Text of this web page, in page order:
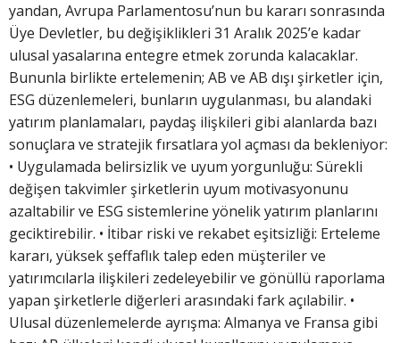
yandan, Avrupa Parlamentosu’nun bu kararı sonrasında
Üye Devletler, bu değişiklikleri 31 Aralık 2025’e kadar
ulusal yasalarına entegre etmek zorunda kalacaklar.
Bununla birlikte ertelemenin; AB ve AB dışı şirketler için,
ESG düzenlemeleri, bunların uygulanması, bu alandaki
yatırım planlamaları, paydaş ilişkileri gibi alanlarda bazı
sonuçlara ve stratejik fırsatlara yol açması da bekleniyor:
• Uygulamada belirsizlik ve uyum yorgunluğu: Sürekli
değişen takvimler şirketlerin uyum motivasyonunu
azaltabilir ve ESG sistemlerine yönelik yatırım planlarını
geciktirebilir. • İtibar riski ve rekabet eşitsizliği: Erteleme
kararı, yüksek şeffaflık talep eden müşteriler ve
yatırımcılarla ilişkileri zedeleyebilir ve gönüllü raporlama
yapan şirketlerle diğerleri arasındaki fark açılabilir. •
Ulusal düzenlemelerde ayrışma: Almanya ve Fransa gibi